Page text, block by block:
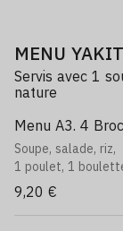
MENU
Servis avec 1
nature
Menu A3. 4
Soupe, salade, riz,
1 poulet, 1
9,20 €